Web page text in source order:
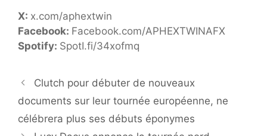
X: x.com/aphextwin
Facebook: Facebook.com/APHEXTWINAFX
Spotify: SpotI.fi/34xofmq
Clutch pour débuter de nouveaux
documents sur leur tournée européenne, ne
célébrera plus ses débuts éponymes